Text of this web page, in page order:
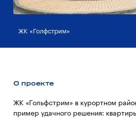
ЖК «Голфстрим»
О проекте
ЖК «Гольфстрим» в курортном
пример удачного решения: